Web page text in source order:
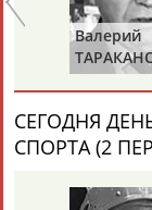
Рамазан
АБДУЛАЕВ
Валерий
СЕГОДНЯ
СПОРТА (2